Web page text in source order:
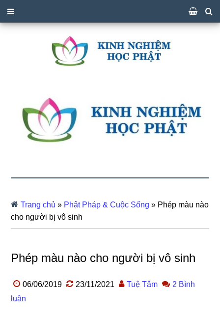
Trang chủ » Phật Pháp & Cuộc Sống » Phép màu nào
cho người bị vô sinh
Phép màu nào cho người bị vô sinh
06/06/2019 23/11/2021 Tuệ Tâm
2 Bình
luận